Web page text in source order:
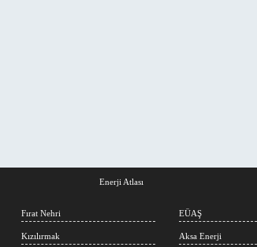
Enerji Atlası
Fırat Nehri
Kızılırmak
EÜAŞ
Aksa Enerji